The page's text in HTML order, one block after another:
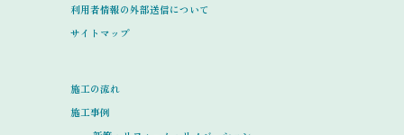
利用者情報の外部送信について
サイトマップ
施工の流れ
施工事例